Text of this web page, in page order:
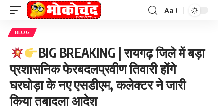
Font
Aa
BLOG
BIG BREAKING | रायगढ़ जिले में बड़ा
प्रशासनिक फेरबदलप्रवीण तिवारी होंगे
घरघोड़ा के नए एसडीएम, कलेक्टर ने जारी
किया तबादला आदेश